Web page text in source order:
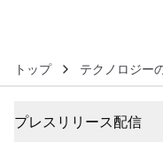
トップ テクノロジー
プレスリリース配信